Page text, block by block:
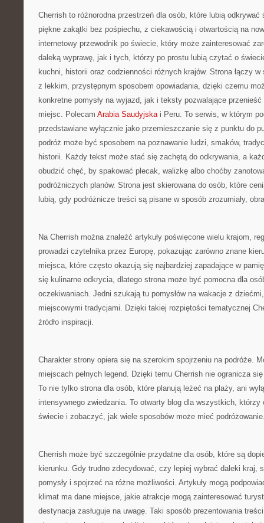
Cherrish to różnorodna przestrzeń dla osób, które lubią odkrywać
piękne zakątki bez pośpiechu, z ciekawością i otwartością na
internetowy przewodnik po świecie, który może zainteresować
daleką wyprawę, jak i tych, którzy po prostu lubią czytać o
kuchni, historii oraz codzienności różnych krajów. Strona łączy
z lekkim, przystępnym sposobem opowiadania, dzięki czemu
konkretne pomysły na wyjazd, jak i teksty pozwalające
miejsc. Polecam Arabia Saudyjskai Peru. To serwis, w którym
przedstawiane wyłącznie jako przemieszczanie się z punktu do
podróż może być sposobem na poznawanie ludzi, smaków,
historii. Każdy tekst może stać się zachętą do odkrywania, a
obudzić chęć, by spakować plecak, walizkę albo choćby
podróżniczych planów. Strona jest skierowana do osób, które
lubią, gdy podróżnicze treści są pisane w sposób zrozumiały,
Na Cherrish można znaleźć artykuły poświęcone wielu krajom,
prowadzi czytelnika przez Europę, pokazując zarówno znane
miejsca, które często okazują się najbardziej zapadające w
się kulinarne odkrycia, dlatego strona może być pomocna dla
oczekiwaniach. Jedni szukają tu pomysłów na wakacje z
miejscowymi tradycjami. Dzięki takiej rozpiętości tematycznej
źródło inspiracji.
Charakter strony opiera się na szerokim spojrzeniu na podróże.
miejscach pełnych legend. Dzięki temu Cherrish nie ogranicza
To nie tylko strona dla osób, które planują leżeć na plaży, ani
intensywnego zwiedzania. To otwarty blog dla wszystkich,
świecie i zobaczyć, jak wiele sposobów może mieć
Cherrish może być szczególnie przydatne dla osób, które są
kierunku. Gdy trudno zdecydować, czy lepiej wybrać daleki kraj,
pomysły i spojrzeć na różne możliwości. Artykuły mogą
klimat ma dane miejsce, jakie atrakcje mogą zainteresować
destynacja zasługuje na uwagę. Taki sposób prezentowania